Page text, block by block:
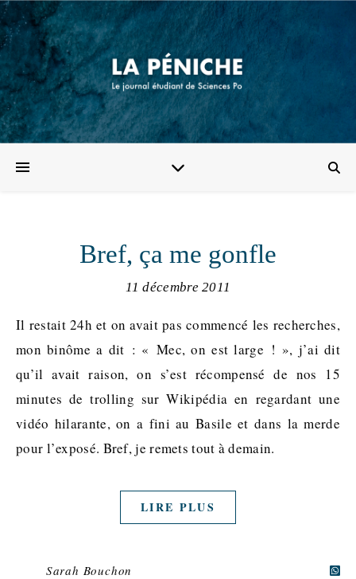
Bref, ça me gonfle
11 décembre 2011
Il restait 24h et on avait pas commencé les recherches,
mon binôme a dit : « Mec, on est large ! », j’ai dit
qu’il avait raison, on s’est récompensé de nos 15
minutes de trolling sur Wikipédia en regardant une
vidéo hilarante, on a fini au Basile et dans la merde
pour l’exposé. Bref, je remets tout à demain.
LIRE PLUS
Sarah Bouchon